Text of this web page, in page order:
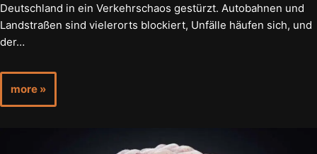
Deutschland in ein Verkehrschaos gestürzt. Autobahnen und
Landstraßen sind vielerorts blockiert, Unfälle häufen sich, und
der…
more »